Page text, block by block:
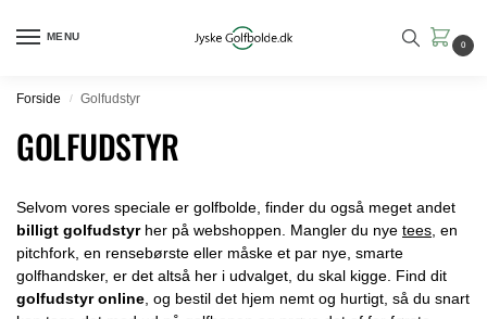
MENU
0
Forside / Golfudstyr
GOLFUDSTYR
Selvom vores speciale er golfbolde, finder du også meget andet
billigt golfudstyrher på webshoppen. Mangler du nye tees , en
pitchfork, en rensebørste eller måske et par nye, smarte
golfhandsker, er det altså her i udvalget, du skal kigge. Find dit
golfudstyr online , og bestil det hjem nemt og hurtigt, så du snart